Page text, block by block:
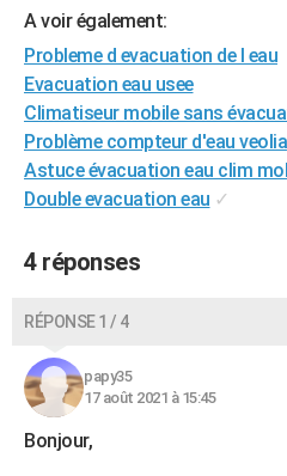
WEEK-END
Guides de France
Escapades
Patrimoine
Expositions
Musées
Week-end nature
+LIFESTYLE
Art de vivre
Bien-être
Loisirs
Mode
Modes de vie
SANTE
Alimentation
Guide de la santé
Maladies
Médicaments
Sommeil
Destinations
City break
Voyage nature
Voyage de noces
Forum
Climat
PHOTO
GUIDES D'ACHAT
Carte de Noël
Carte Bonne année
Carte Saint-Valentin
Carte Pâques
Carte d'anniversaire
DICTIONNAIRE
Dictionnaire
Biographies
Citations
Expressions
Proverbes
PROGRAMME TV
A voir également:
Probleme d evacuation de l eau
Evacuation eau usee
Climatiseur mobile sans
Problème compteur d'eau veolia
Astuce évacuation eau clim
Double evacuation eau ✓
4 réponses
RÉPONSE 1 / 4
papy35
17 août 2021 à 15:45
Bonjour,